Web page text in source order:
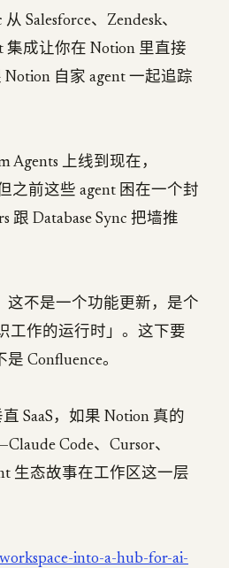
Salesforce、Zendesk、
集成让你在 Notion 里直接
Notion 自家 agent 一起追踪
上线到现在，
之前这些 agent 困在一个封
Database Sync 把墙推
这不是一个功能更新，是个
工作的运行时」。这下要
Confluence。
SaaS，如果 Notion 真的
Code、Cursor、
生态故事在工作区这一层
into-a-hub-for-ai-